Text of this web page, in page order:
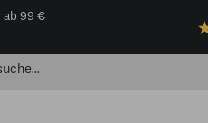
ab 99 €